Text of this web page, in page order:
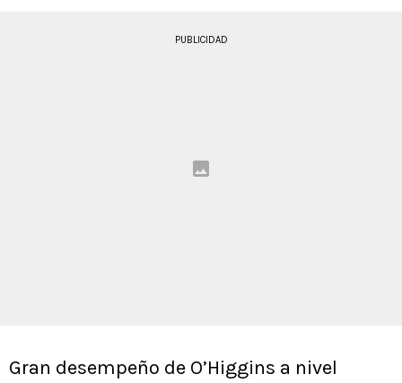
PUBLICIDAD
Gran desempeño de O’Higgins a nivel